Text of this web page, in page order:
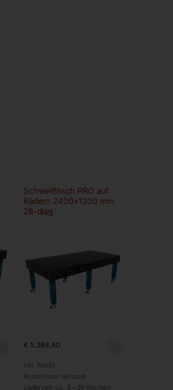
Schweißtisch PRO auf
Rädern 2400×1200 mm
28-diag
€ 5.368,80
inkl. MwSt.
Kostenloser Versand
Lieferzeit: ca. 8 – 10 Wochen